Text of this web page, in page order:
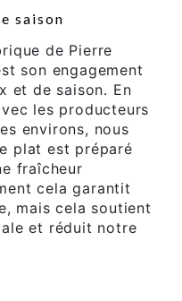
saison
de Pierre
son engagement
et de saison. En
les producteurs
environs, nous
plat est préparé
fraîcheur
cela garantit
mais cela soutient
et réduit notre